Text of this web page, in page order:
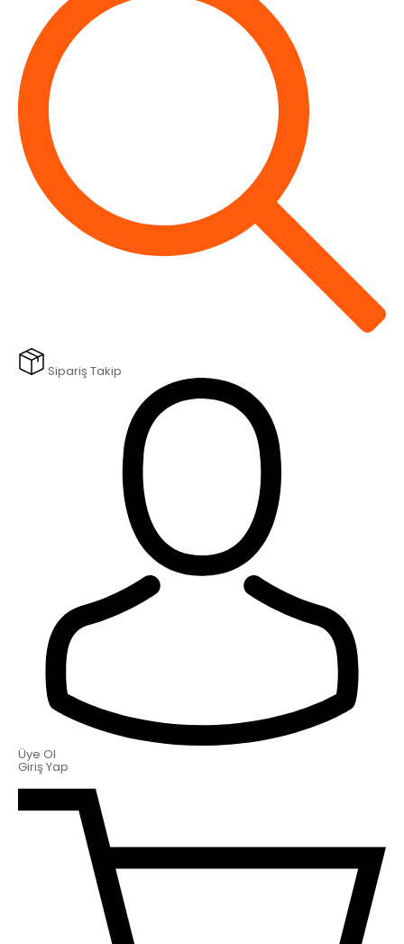
Sipariş Takip
Üye Ol
Giriş Yap